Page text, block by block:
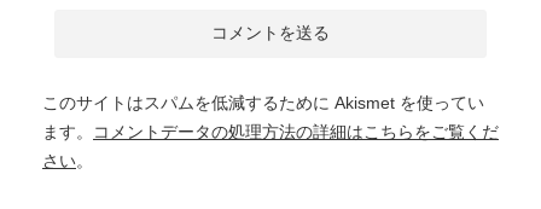
このサイトはスパムを低減するために Akismet を使ってい
ます。
コメントデータの処理方法の詳細はこちらをご覧くだ
さい。